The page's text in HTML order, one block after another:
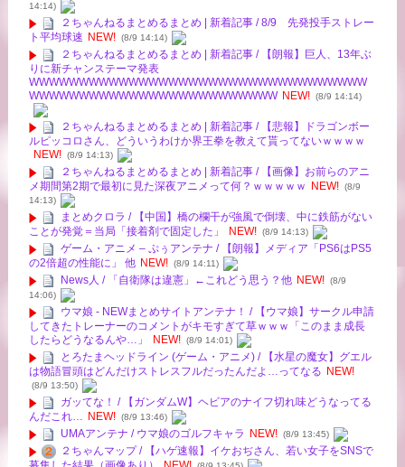
14:14)
２ちゃんねるまとめるまとめ | 新着記事 / 8/9 先発投手ストレー
ト平均球速 NEW! (8/9 14:14)
２ちゃんねるまとめるまとめ | 新着記事 / 【朗報】巨人、13年ぶ
りに新チャンステーマ発表
WWWWWWWWWWWWWWWWWWWWWWWWWWWWWWWWWW
WWWWWWWWWWWWWWWWWWWWWWWWW NEW! (8/9 14:14)
２ちゃんねるまとめるまとめ | 新着記事 / 【悲報】ドラゴンボー
ルピッコロさん、どういうわけか界王拳を教えて貰ってないｗｗｗｗ
NEW! (8/9 14:13)
２ちゃんねるまとめるまとめ | 新着記事 / 【画像】お前らのアニ
メ期間第2期で最初に見た深夜アニメって何？ｗｗｗｗｗ NEW! (8/9
14:13)
まとめクロラ / 【中国】橋の欄干が強風で倒壊、中に鉄筋がない
ことが発覚＝当局「接着剤で固定した」
NEW! (8/9 14:13)
ゲーム・アニメ – ぷぅアンテナ / 【朗報】メディア「PS6はPS5
の2倍超の性能に」 他 NEW! (8/9 14:11)
News人 / 「自衛隊は違憲」←これどう思う？他 NEW! (8/9
14:06)
ウマ娘 - NEWまとめサイトアンテナ！ / 【ウマ娘】サークル申請
してきたトレーナーのコメントがキモすぎて草ｗｗｗ「このまま成長
したらどうなるんや…」
NEW! (8/9 14:01)
とろたまヘッドライン (ゲーム・アニメ) / 【水星の魔女】グエル
は物語冒頭はどんだけストレスフルだったんだよ…ってなる NEW!
(8/9 13:50)
ガッてな！ / 【ガンダムW】ヘビアのナイフ切れ味どうなってる
んだこれ… NEW! (8/9 13:46)
UMAアンテナ / ウマ娘のゴルフキャラ NEW! (8/9 13:45)
２ちゃんマップ / 【ハゲ速報】イケおぢさん、若い女子をSNSで